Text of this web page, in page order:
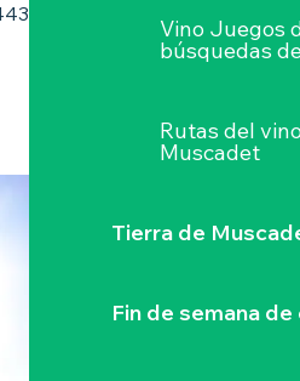
Vino Juegos
búsquedas
Rutas del
Muscadet
Tierra de
Fin de semana
Vallet